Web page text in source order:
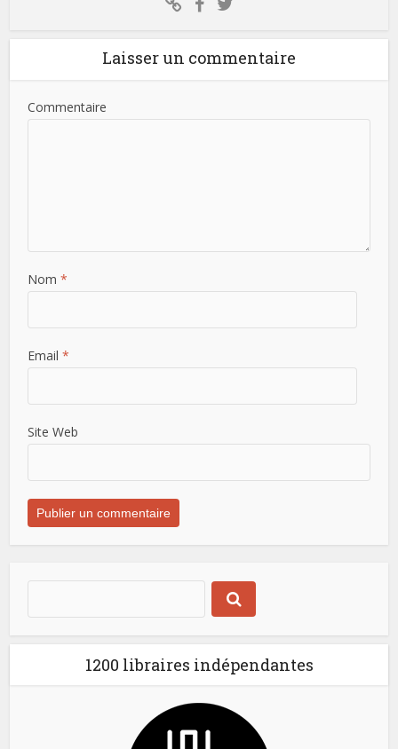
Laisser un commentaire
Commentaire
Nom *
Email *
Site Web
1200 libraires indépendantes